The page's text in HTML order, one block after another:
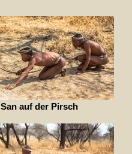
San auf der Pirsch